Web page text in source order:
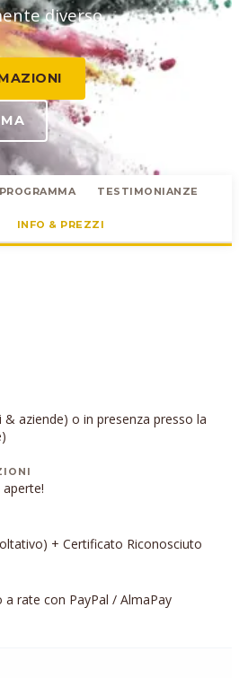
diverso.
PROGRAMMA TESTIMONIANZE
INFO & PREZZI
& aziende) o in presenza presso la
+ Certificato Riconosciuto
a rate con PayPal / AlmaPay